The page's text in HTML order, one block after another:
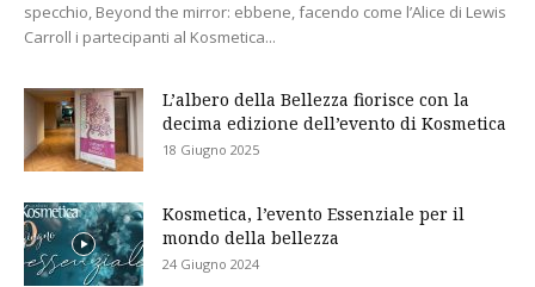
specchio, Beyond the mirror: ebbene, facendo come l’Alice di Lewis
Carroll i partecipanti al Kosmetica...
L’albero della Bellezza fiorisce con la
decima edizione dell’evento di Kosmetica
18 Giugno 2025
Kosmetica, l’evento Essenziale per il
mondo della bellezza
24 Giugno 2024